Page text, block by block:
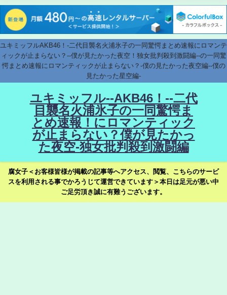
ユキミッフルAKB46！-二代目襲名火浦氷子の一同驚愕まとめ速報にロマンテ
ィックが止まらない？--僕が見たかった夜空！独女批判殺到激闘編--の一同驚
愕まとめ速報にロマンティックが止まらない？-僕の見たかった夜空編--僕の
見たかった星空編-
ユキミッフル--AKB46！--二代
目襲名火浦氷子の一同驚愕ま
とめ速報！にロマンティック
が止まらない？僕が見たかっ
た夜空-独女批判殺到激闘編
腐女子＜お客様皆様が掲載の記事等へアクセス、閲覧、こちらのサービ
スを利用される事でかろうじて運営できています＞本日は足元が悪い中
ご足労頂き誠に有難うございます。